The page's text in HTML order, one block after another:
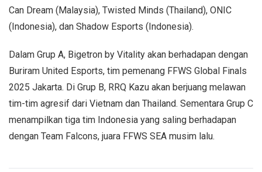
Can Dream (Malaysia), Twisted Minds (Thailand), ONIC
(Indonesia), dan Shadow Esports (Indonesia).
Dalam Grup A, Bigetron by Vitality akan berhadapan dengan
Buriram United Esports, tim pemenang FFWS Global Finals
2025 Jakarta. Di Grup B, RRQ Kazu akan berjuang melawan
tim-tim agresif dari Vietnam dan Thailand. Sementara Grup C
menampilkan tiga tim Indonesia yang saling berhadapan
dengan Team Falcons, juara FFWS SEA musim lalu.